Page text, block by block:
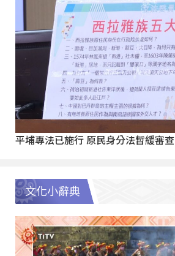
平埔專法已施行 原民身分法暫緩審查
文化小辭典